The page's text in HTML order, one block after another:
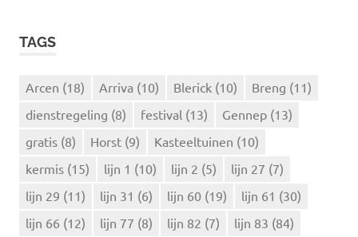
e
TAGS
Arcen (18) Arriva (10) Blerick (10) Breng (11)
dienstregeling (8) festival (13) Gennep (13)
gratis (8) Horst (9) Kasteeltuinen (10)
kermis (15) lijn 1 (10) lijn 2 (5) lijn 27 (7)
lijn 29 (11) lijn 31 (6) lijn 60 (19) lijn 61 (30)
lijn 66 (12) lijn 77 (8) lijn 82 (7) lijn 83 (84)